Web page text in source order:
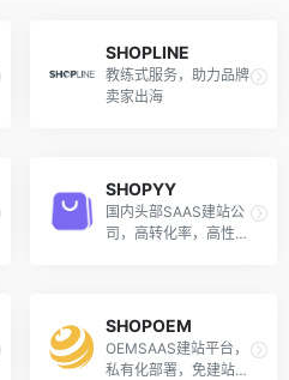
SHOPLINE
教练式服务，助力品牌
卖家出海
SHOPYY
国内头部SAAS建站公
司，高转化率，高性价
SHOPOEM
OEMSAAS建站平台，
私有化部署，免建站费